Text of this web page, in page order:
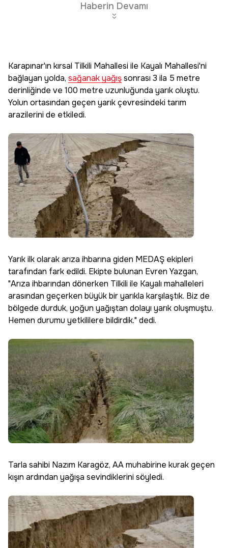
Haberin Devamı
Karapınar'ın kırsal Tilkili Mahallesi ile Kayalı Mahallesi'ni
bağlayan yolda, sağanak yağışsonrası 3 ila 5 metre
derinliğinde ve 100 metre uzunluğunda yarık oluştu.
Yolun ortasından geçen yarık çevresindeki tarım
arazilerini de etkiledi.
Yarık ilk olarak arıza ihbarına giden MEDAŞ ekipleri
tarafından fark edildi. Ekipte bulunan Evren Yazgan,
"Arıza ihbarından dönerken Tilkili ile Kayalı mahalleleri
arasından geçerken büyük bir yarıkla karşılaştık. Biz de
bölgede durduk, yoğun yağıştan dolayı yarık oluşmuştu.
Hemen durumu yetkililere bildirdik." dedi.
Tarla sahibi Nazım Karagöz, AA muhabirine kurak geçen
kışın ardından yağışa sevindiklerini söyledi.